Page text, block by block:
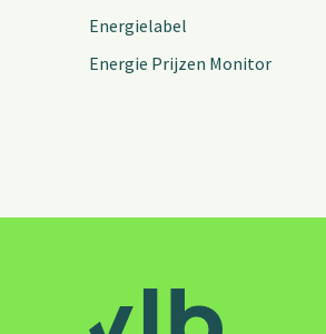
Energielabel
Energie Prijzen Monitor